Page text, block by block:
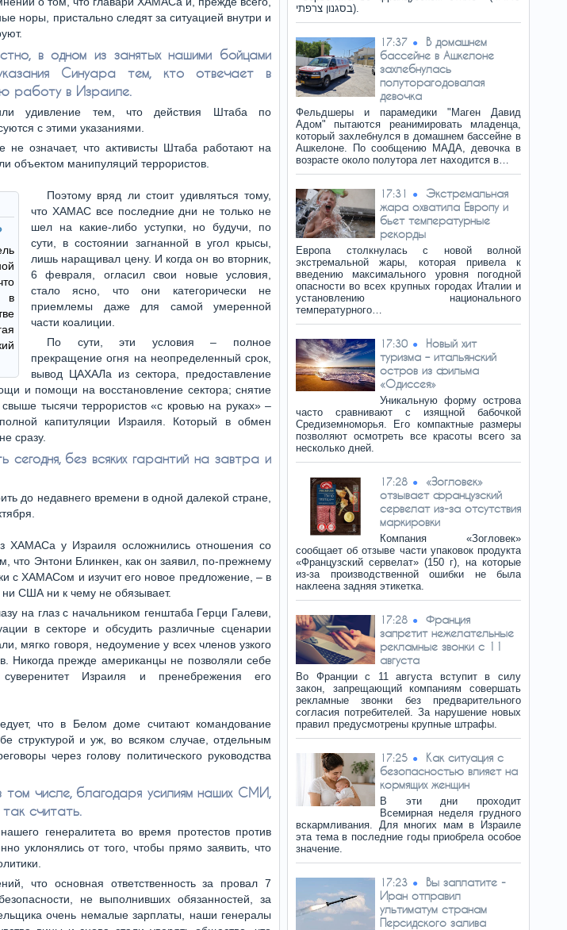
норы, пристально следят за ситуацией внутри и
в одном из занятых нашими бойцами
Синуара тем, кто отвечает в
работу в Израиле.
удивление тем, что действия Штаба по
с этими указаниями.
не означает, что активисты Штаба работают на
объектом манипуляций террористов.
в
Поэтому вряд ли стоит удивляться тому,
что ХАМАС все последние дни не только не
шел на какие-либо уступки, но будучи, по
сути, в состоянии загнанной в угол крысы,
лишь наращивал цену. И когда он во вторник,
6 февраля, огласил свои новые условия,
стало ясно, что они категорически не
приемлемы даже для самой умеренной
части коалиции.
По сути, эти условия – полное
прекращение огня на неопределенный срок,
вывод ЦАХАЛа из сектора, предоставление
и помощи на восстановление сектора; снятие
тысячи террористов «с кровью на руках» –
капитуляции Израиля. Который в обмен
сразу.
без всяких гарантий на завтра и
до недавнего времени в одной далекой стране,
ХАМАСа у Израиля осложнились отношения со
что Энтони Блинкен, как он заявил, по-прежнему
с ХАМАСом и изучит его новое предложение, – в
ни США ни к чему не обязывает.
на глаз с начальником генштаба Герци Галеви,
в секторе и обсудить различные сценарии
мягко говоря, недоумение у всех членов узкого
Никогда прежде американцы не позволяли себе
Израиля и пренебрежения его
что в Белом доме считают командование
структурой и уж, во всяком случае, отдельным
через голову политического руководства
числе, благодаря усилиям наших СМИ,
считать.
генералитета во время протестов против
уклонялись от того, чтобы прямо заявить, что
что основная ответственность за провал 7
не выполнивших обязанностей, за
очень немалые зарплаты, наши генералы
בסגנון צרפתי).
17:37
В домашнем
бассейне в Ашкелоне
захлебнулась
полуторагодовалая
девочка
Фельдшеры и парамедики "Маген Давид
Адом" пытаются реанимировать младенца,
который захлебнулся в домашнем бассейне в
Ашкелоне. По сообщению МАДА, девочка в
возрасте около полутора лет находится в…
17:31
Экстремальная
жара охватила Европу и
бьет температурные
рекорды
Европа столкнулась с новой волной
экстремальной жары, которая привела к
введению максимального уровня погодной
опасности во всех крупных городах Италии и
установлению национального
температурного…
17:30
Новый хит
туризма – итальянский
остров из фильма
«Одиссея»
Уникальную форму острова
часто сравнивают с изящной бабочкой
Средиземноморья. Его компактные размеры
позволяют осмотреть все красоты всего за
несколько дней.
17:28
«Зогловек»
отзывает французский
сервелат из-за отсутствия
маркировки
Компания «Зогловек»
сообщает об отзыве части упаковок продукта
«Французский сервелат» (150 г), на которые
из-за производственной ошибки не была
наклеена задняя этикетка.
17:28
Франция
запретит нежелательные
рекламные звонки с 11
августа
Во Франции с 11 августа вступит в силу
закон, запрещающий компаниям совершать
рекламные звонки без предварительного
согласия потребителей. За нарушение новых
правил предусмотрены крупные штрафы.
17:25
Как ситуация с
безопасностью влияет на
кормящих женщин
В эти дни проходит
Всемирная неделя грудного
вскармливания. Для многих мам в Израиле
эта тема в последние годы приобрела особое
значение.
17:23
Вы заплатите -
Иран отправил
ультиматум странам
Персидского залива